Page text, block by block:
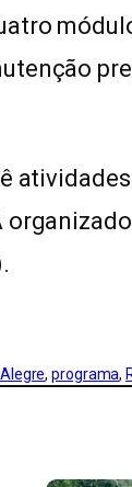
, programa,